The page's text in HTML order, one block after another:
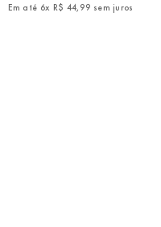
Em até 6x R$ 44, 99 sem juros